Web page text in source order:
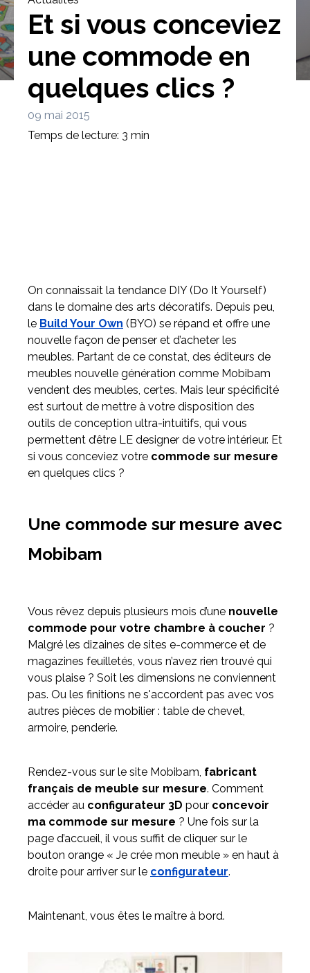
Inspirez-vous du catalogue
Personnalisez nos modèles pour créer le meuble qui vous
ressemble.
Bibliothèque Meuble tv Dressing
Meuble d'angle
Et si vous conceviez
une commode en
quelques clics ?
09 mai 2015
Temps de lecture: 3 min
On connaissait la tendance DIY (Do It Yourself)
dans le domaine des arts décoratifs. Depuis peu,
le Build Your Own (BYO) se répand et offre une
nouvelle façon de penser et d’acheter les
meubles. Partant de ce constat, des éditeurs de
meubles nouvelle génération comme Mobibam
vendent des meubles, certes. Mais leur spécificité
est surtout de mettre à votre disposition des
outils de conception ultra-intuitifs, qui vous
permettent d’être LE designer de votre intérieur. Et
si vous conceviez votre commode sur mesure
en quelques clics ?
Une commode sur mesure avec
Mobibam
Vous rêvez depuis plusieurs mois d’une nouvelle
commode pour votre chambre à coucher ?
Malgré les dizaines de sites e-commerce et de
magazines feuilletés, vous n’avez rien trouvé qui
vous plaise ? Soit les dimensions ne conviennent
pas. Ou les finitions ne s'accordent pas avec vos
autres pièces de mobilier : table de chevet,
armoire, penderie.
Rendez-vous sur le site Mobibam, fabricant
français de meuble sur mesure. Comment
accéder au configurateur 3D pour concevoir
ma commode sur mesure ? Une fois sur la
page d’accueil, il vous suffit de cliquer sur le
bouton orange « Je crée mon meuble » en haut à
droite pour arriver sur le configurateur.
Maintenant, vous êtes le maître à bord.